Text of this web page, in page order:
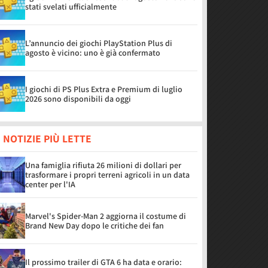
stati svelati ufficialmente
L’annuncio dei giochi PlayStation Plus di
agosto è vicino: uno è già confermato
I giochi di PS Plus Extra e Premium di luglio
2026 sono disponibili da oggi
NOTIZIE PIÙ LETTE
Una famiglia rifiuta 26 milioni di dollari per
trasformare i propri terreni agricoli in un data
center per l'IA
Marvel's Spider-Man 2 aggiorna il costume di
Brand New Day dopo le critiche dei fan
Il prossimo trailer di GTA 6 ha data e orario: